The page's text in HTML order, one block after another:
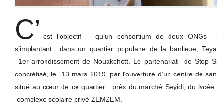
C’ est l’objectif qu’un consortium de deux ONGs
s’implantant dans un quartier populaire de la banlieue,
1er arrondissement de Nouakchott. Le partenariat de Stop
concrétisé, le 13 mars 2019, par l’ouverture d’un centre de
situé au cœur de ce quartier : près du marché Seyidi, du
complexe scolaire privé ZEMZEM.